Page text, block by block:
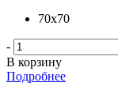
70х70
-
В корзину
Подробнее